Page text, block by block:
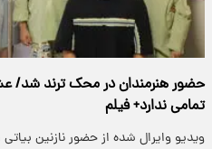
حضور هنرمندان در محک ترند شد/
تمامی ندارد+ فیلم
ویدیو وایرال شده از حضور نازنین